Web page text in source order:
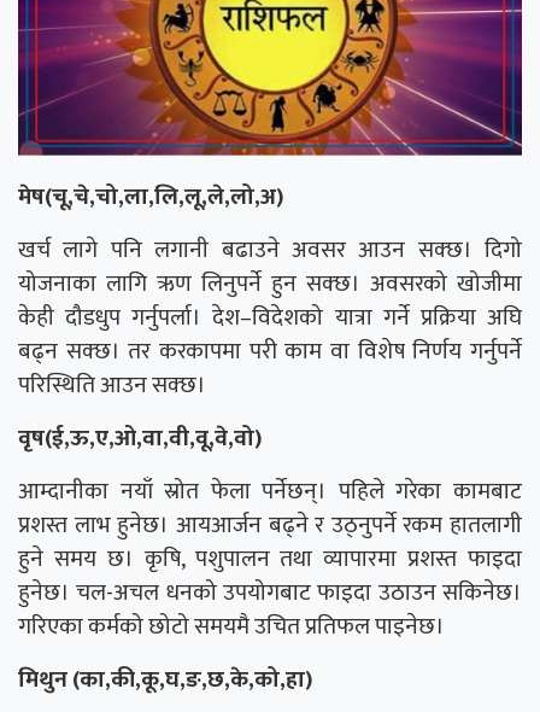
मेष(चू,चे,चो,ला,लि,लू,ले,लो,अ)
खर्च लागे पनि लगानी बढाउने अवसर आउन सक्छ। दिगो
योजनाका लागि ऋण लिनुपर्ने हुन सक्छ। अवसरको खोजीमा
केही दौडधुप गर्नुपर्ला। देश–विदेशको यात्रा गर्ने प्रक्रिया अघि
बढ्न सक्छ। तर करकापमा परी काम वा विशेष निर्णय गर्नुपर्ने
परिस्थिति आउन सक्छ।
वृष(ई,ऊ,ए,ओ,वा,वी,वू,वे,वो)
आम्दानीका नयाँ स्रोत फेला पर्नेछन्। पहिले गरेका कामबाट
प्रशस्त लाभ हुनेछ। आयआर्जन बढ्ने र उठ्नुपर्ने रकम हातलागी
हुने समय छ। कृषि, पशुपालन तथा व्यापारमा प्रशस्त फाइदा
हुनेछ। चल-अचल धनको उपयोगबाट फाइदा उठाउन सकिनेछ।
गरिएका कर्मको छोटो समयमै उचित प्रतिफल पाइनेछ।
मिथुन (का,की,कू,घ,ङ,छ,के,को,हा)